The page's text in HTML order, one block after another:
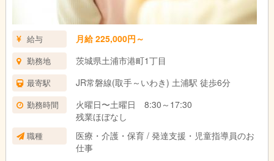
給与 月給 225,000円～
勤務地 茨城県土浦市港町1丁目
最寄駅 JR常磐線(取手～いわき) 土浦駅 徒歩6分
勤務時間
火曜日〜土曜日 8:30～17:30
残業ほぼなし
職種
医療・介護・保育 / 発達支援・児童指導員のお
仕事